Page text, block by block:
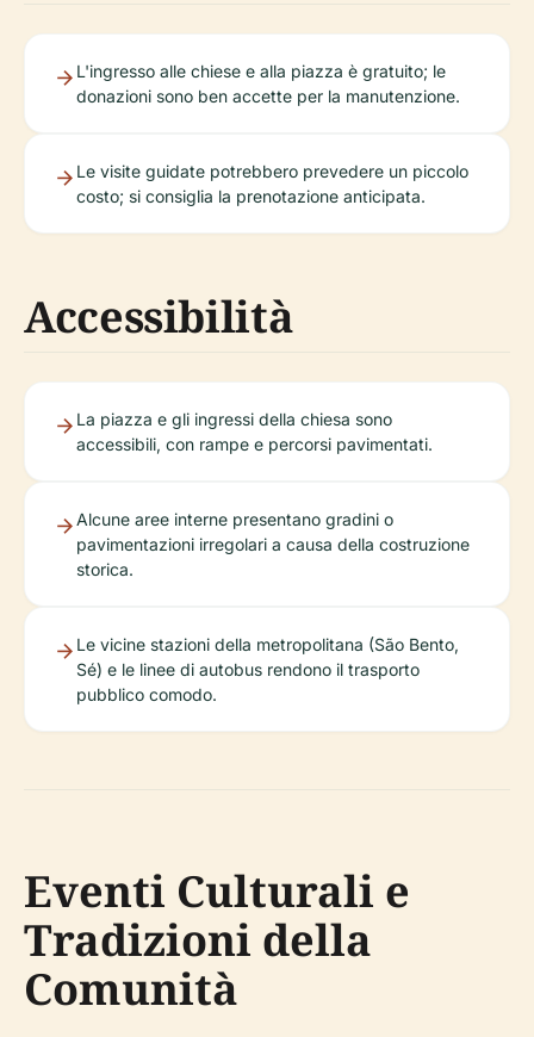
L'ingresso alle chiese e alla piazza è gratuito; le
donazioni sono ben accette per la manutenzione.
Le visite guidate potrebbero prevedere un piccolo
costo; si consiglia la prenotazione anticipata.
Accessibilità
La piazza e gli ingressi della chiesa sono
accessibili, con rampe e percorsi pavimentati.
Alcune aree interne presentano gradini o
pavimentazioni irregolari a causa della costruzione
storica.
Le vicine stazioni della metropolitana (São Bento,
Sé) e le linee di autobus rendono il trasporto
pubblico comodo.
Eventi Culturali e
Tradizioni della
Comunità